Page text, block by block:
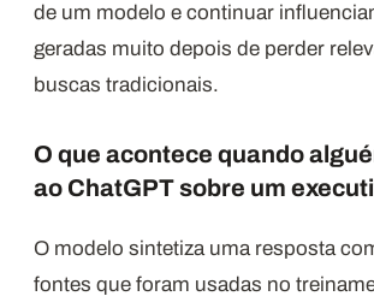
de um modelo e continuar
geradas muito depois de perder
buscas tradicionais.
O que acontece quando
ao ChatGPT sobre um
O modelo sintetiza uma resposta
fontes que foram usadas no